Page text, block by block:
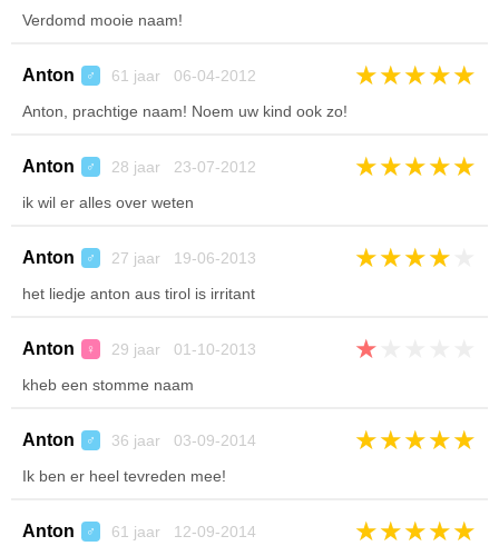
Verdomd mooie naam!
Anton ♂ 61 jaar 06-04-2012 ★★★★★
Anton, prachtige naam! Noem uw kind ook zo!
Anton ♂ 28 jaar 23-07-2012 ★★★★★
ik wil er alles over weten
Anton ♂ 27 jaar 19-06-2013 ★★★★
het liedje anton aus tirol is irritant
Anton ♀ 29 jaar 01-10-2013 ★
kheb een stomme naam
Anton ♂ 36 jaar 03-09-2014 ★★★★★
Ik ben er heel tevreden mee!
Anton ♂ 61 jaar 12-09-2014 ★★★★★